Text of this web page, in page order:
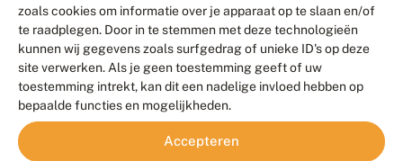
zoals cookies om informatie over je apparaat op te slaan en/of
te raadplegen. Door in te stemmen met deze technologieën
kunnen wij gegevens zoals surfgedrag of unieke ID's op deze
site verwerken. Als je geen toestemming geeft of uw
toestemming intrekt, kan dit een nadelige invloed hebben op
bepaalde functies en mogelijkheden.
Accepteren
Contact
Veelgestelde vragen
Meld waarnemingen© 2026 Vlinderstichting
Duurzaam ontwikkeld door
Go2People
, ontworpen door
Blue Field Agency
Privacy
Disclaimer
Sitemap